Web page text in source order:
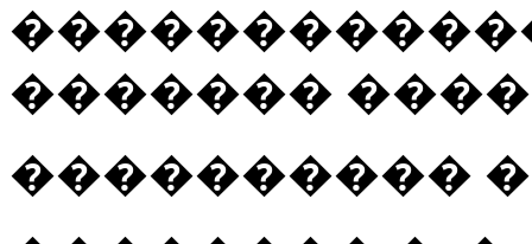
�������
����������